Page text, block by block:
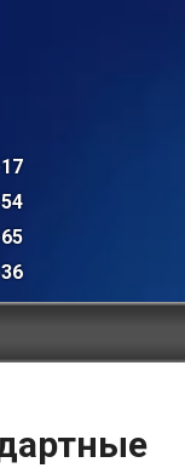
- техническая
- общий отдел,